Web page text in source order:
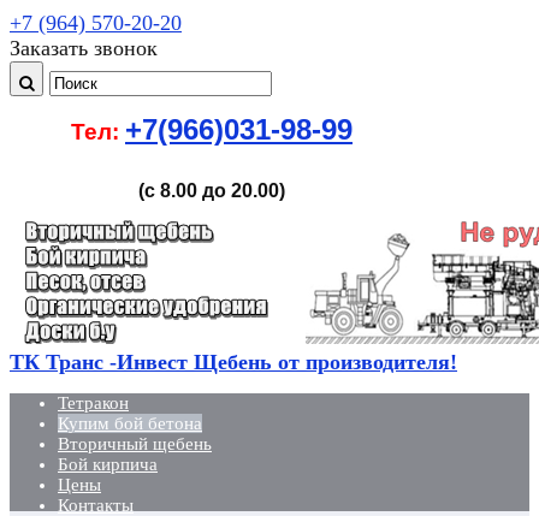
+7 (964) 570-20-20
Заказать звонок
Тел: +7(966)031-98-99
(с 8.00 до 20.00)
ТК Транс -Инвест Щебень от производителя!
Тетракон
Купим бой бетона
Вторичный щебень
Бой кирпича
Цены
Контакты